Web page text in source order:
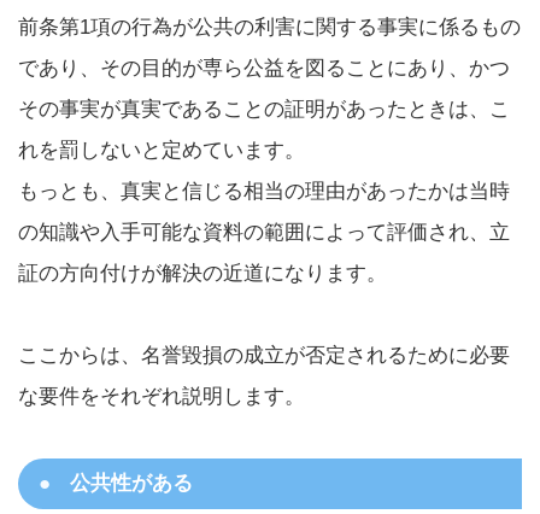
前条第1項の行為が公共の利害に関する事実に係るもの
であり、その目的が専ら公益を図ることにあり、かつ
その事実が真実であることの証明があったときは、こ
れを罰しないと定めています。
もっとも、真実と信じる相当の理由があったかは当時
の知識や入手可能な資料の範囲によって評価され、立
証の方向付けが解決の近道になります。
ここからは、名誉毀損の成立が否定されるために必要
な要件をそれぞれ説明します。
公共性がある